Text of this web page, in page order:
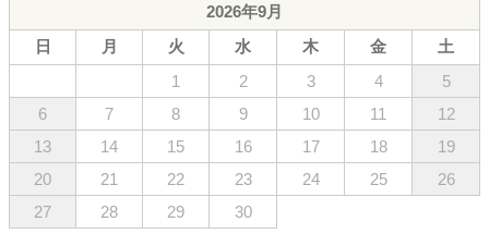
2026年9月
日
月 火 水 木 金
土
1
2 3 4
5
6
7 8 9 10 11
12
13
14 15 16 17 18
19
20
21 22 23 24 25
26
27
28 29 30